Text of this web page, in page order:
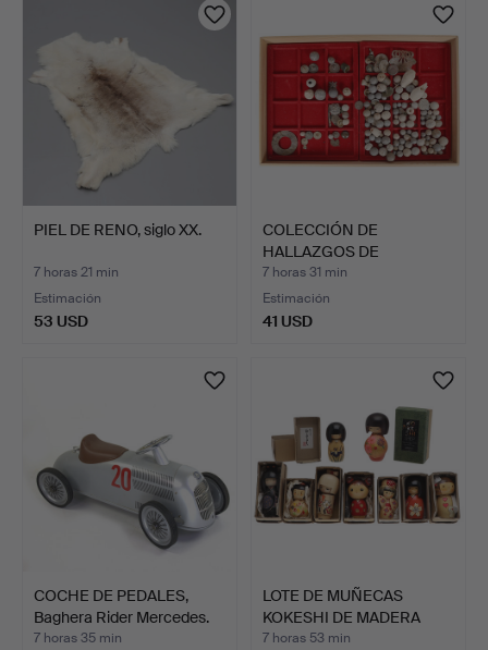
PIEL DE RENO, siglo XX.
7 horas 21 min
Estimación
53 USD
COLECCIÓN DE
HALLAZGOS DE
DETECTOR Y ARTEF…
7 horas 31 min
Estimación
41 USD
COCHE DE PEDALES,
Baghera Rider Mercedes.
7 horas 35 min
LOTE DE MUÑECAS
KOKESHI DE MADERA
JAPONESA…
7 horas 53 min